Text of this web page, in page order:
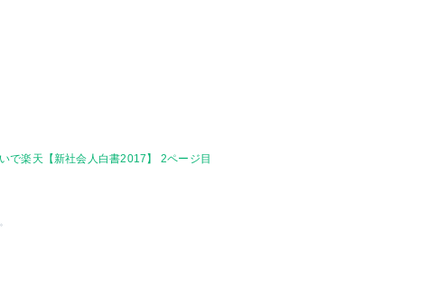
で楽天【新社会人白書2017】 2ページ目